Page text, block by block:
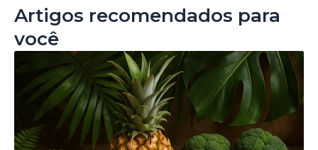
Artigos recomendados para
você